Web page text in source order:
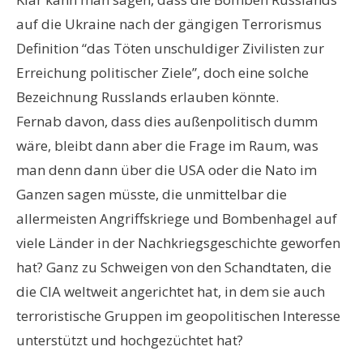
auf die Ukraine nach der gängigen Terrorismus
Definition “das Töten unschuldiger Zivilisten zur
Erreichung politischer Ziele”, doch eine solche
Bezeichnung Russlands erlauben könnte.
Fernab davon, dass dies außenpolitisch dumm
wäre, bleibt dann aber die Frage im Raum, was
man denn dann über die USA oder die Nato im
Ganzen sagen müsste, die unmittelbar die
allermeisten Angriffskriege und Bombenhagel auf
viele Länder in der Nachkriegsgeschichte geworfen
hat? Ganz zu Schweigen von den Schandtaten, die
die CIA weltweit angerichtet hat, in dem sie auch
terroristische Gruppen im geopolitischen Interesse
unterstützt und hochgezüchtet hat?